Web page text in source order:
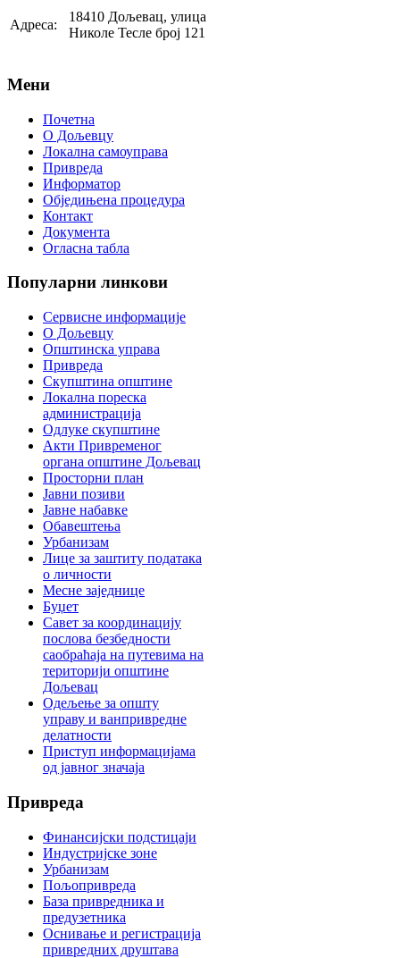
Адреса:
18410 Дољевац, улица
Николе Тесле број 121
Мени
Почетна
О Дољевцу
Локална самоуправа
Привреда
Информатор
Обједињена процедура
Контакт
Документа
Огласна табла
Популарни линкови
Сервисне информације
О Дољевцу
Општинска управа
Привреда
Скупштина општине
Локална пореска
администрација
Одлуке скупштине
Акти Привременог
органа општине Дољевац
Просторни план
Јавни позиви
Јавне набавке
Обавештења
Урбанизам
Лице за заштиту података
о личности
Месне заједнице
Буџет
Савет за координацију
послова безбедности
саобраћаја на путевима на
територији општине
Дољевац
Одељење за општу
управу и ванпривредне
делатности
Приступ информацијама
од јавног значаја
Привреда
Финансијски подстицаји
Индустријске зоне
Урбанизам
Пољопривреда
База привредника и
предузетника
Оснивање и регистрација
привредних друштава